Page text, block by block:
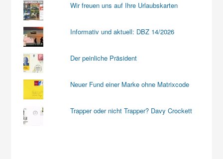
Wir freuen uns auf Ihre Urlaubskarten
Informativ und aktuell: DBZ 14/2026
Der peinliche Präsident
Neuer Fund einer Marke ohne Matrixcode
Trapper oder nicht Trapper? Davy Crockett